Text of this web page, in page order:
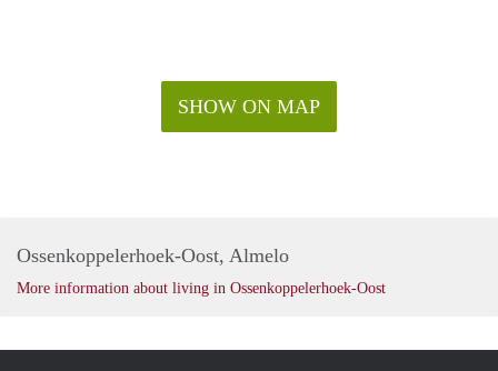
SHOW ON MAP
Ossenkoppelerhoek-Oost, Almelo
More information about living in Ossenkoppelerhoek-Oost